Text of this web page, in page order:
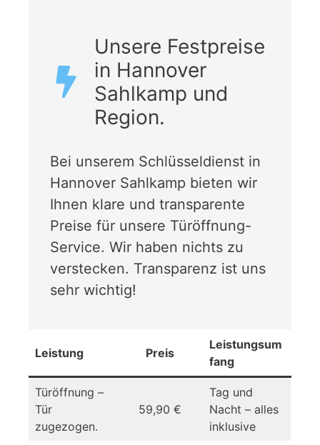
Unsere Festpreise
in Hannover
Sahlkamp und
Region.
Bei unserem Schlüsseldienst in
Hannover Sahlkamp bieten wir
Ihnen klare und transparente
Preise für unsere Türöffnung-
Service. Wir haben nichts zu
verstecken. Transparenz ist uns
sehr wichtig!
Leistung Preis
Leistungsum
fang
Türöffnung –
Tür
zugezogen.
59,90 €
Tag und
Nacht – alles
inklusive